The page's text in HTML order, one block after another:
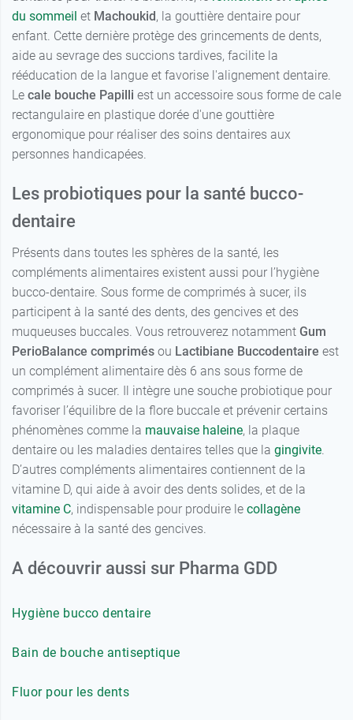
du sommeil et Machoukid, la gouttière dentaire pour
enfant. Cette dernière protège des grincements de dents,
aide au sevrage des succions tardives, facilite la
rééducation de la langue et favorise l'alignement dentaire.
Le cale bouche Papilli est un accessoire sous forme de cale
rectangulaire en plastique dorée d'une gouttière
ergonomique pour réaliser des soins dentaires aux
personnes handicapées.
Les probiotiques pour la santé bucco-
dentaire
Présents dans toutes les sphères de la santé, les
compléments alimentaires existent aussi pour l’hygiène
bucco-dentaire. Sous forme de comprimés à sucer, ils
participent à la santé des dents, des gencives et des
muqueuses buccales. Vous retrouverez notamment Gum
PerioBalance comprimés ou Lactibiane Buccodentaire est
un complément alimentaire dès 6 ans sous forme de
comprimés à sucer. Il intègre une souche probiotique pour
favoriser l’équilibre de la flore buccale et prévenir certains
phénomènes comme la mauvaise haleine, la plaque
dentaire ou les maladies dentaires telles que la gingivite
D’autres compléments alimentaires contiennent de la
vitamine D, qui aide à avoir des dents solides, et de la
vitamine C, indispensable pour produire le collagène
nécessaire à la santé des gencives.
A découvrir aussi sur Pharma GDD
Hygiène bucco dentaire
Bain de bouche antiseptique
Fluor pour les dents